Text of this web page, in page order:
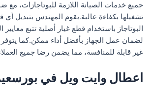
جميع خدمات الصيانة اللازمة للبوتاجازات، مع
تشغيلها بكفاءة عالية.يقوم المهندس بتبديل أي
البوتاجاز باستخدام قطع غيار أصلية تتبع معايير
لضمان عمل الجهاز بأفضل أداء ممكن.كما
غير قابلة للمنافسة، مما يضمن رضا جميع
اعطال وايت ويل في